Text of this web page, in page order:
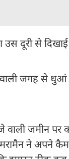
दूरी से
जगह से
जमीन पर
ने अपने